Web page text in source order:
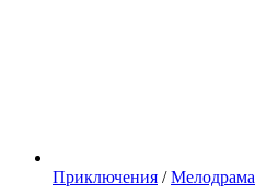
Приключения /Мелодрама